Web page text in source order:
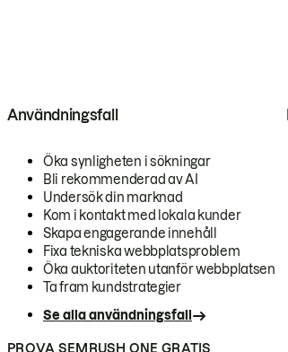
Användningsfall
Öka synligheten i sökningar
Bli rekommenderad av AI
Undersök din marknad
Kom i kontakt med lokala kunder
Skapa engagerande innehåll
Fixa tekniska webbplatsproblem
Öka auktoriteten utanför webbplatsen
Ta fram kundstrategier
Se alla användningsfall
PROVA SEMRUSH ONE GRATIS